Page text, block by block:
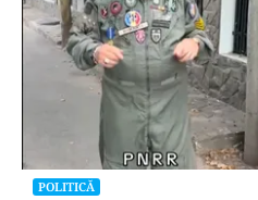
POLITICĂ